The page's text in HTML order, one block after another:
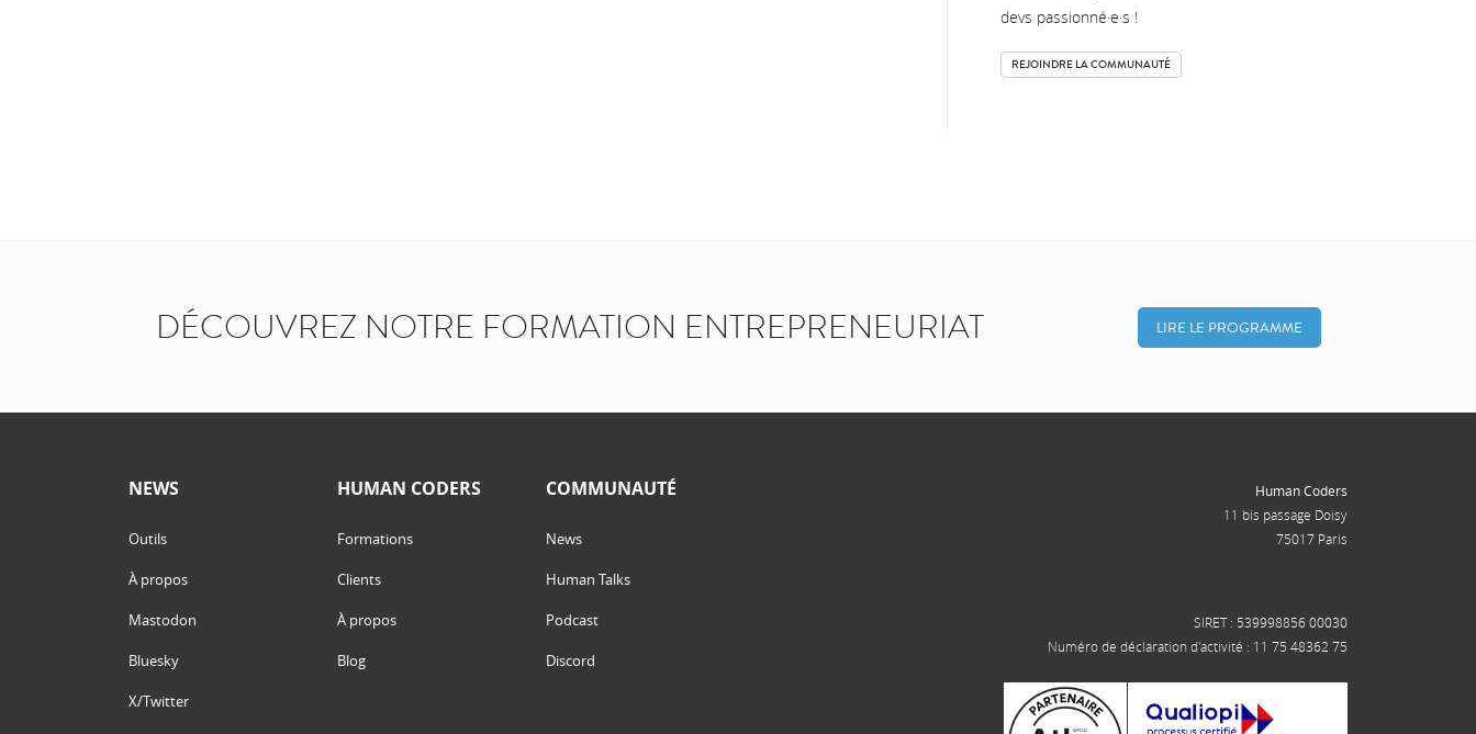
devs passionné·e·s !
REJOINDRE LA COMMUNAUTÉ
DÉCOUVREZ NOTRE FORMATION ENTREPRENEURIAT LIRE LE PROGRAMME
NEWS
Outils
À propos
Mastodon
Bluesky
X/Twitter
HUMAN CODERS
Formations
Clients
À propos
Blog
COMMUNAUTÉ
News
Human Talks
Podcast
Discord
Human Coders
11 bis passage Doisy
75017 Paris
SIRET : 539998856 00030
Numéro de déclaration d'activité : 11 75 48362 75